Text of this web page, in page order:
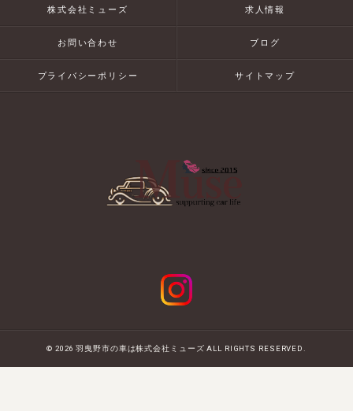
株式会社ミューズ 求人情報
お問い合わせ ブログ
プライバシーポリシー サイトマップ
© 2026 羽曳野市の車は株式会社ミューズ ALL RIGHTS RESERVED.